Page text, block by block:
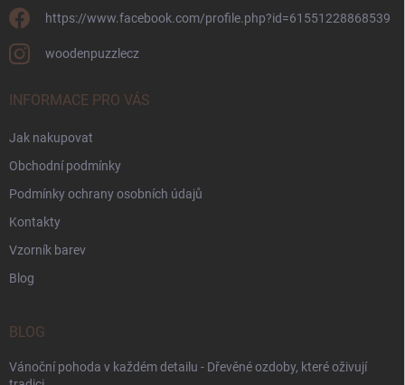
https://www.facebook.com/profile.php?id=61551228868539
woodenpuzzlecz
INFORMACE PRO VÁS
Jak nakupovat
Obchodní podmínky
Podmínky ochrany osobních údajů
Kontakty
Vzorník barev
Blog
BLOG
Vánoční pohoda v každém detailu - Dřevěné ozdoby, které oživují